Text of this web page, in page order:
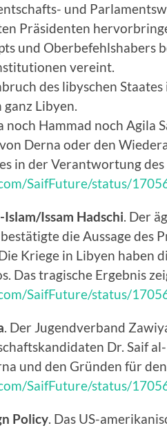
und
Präsidenten
und Oberbefehlshabers
vereint.
des libyschen
Libyen.
noch Hammad noch Agila
Derna oder den
in der Verantwortung
SaifFuture/status/
Islam/Issam Hadschi. Der
die Aussage des
Kriege in Libyen haben
Das tragische Ergebnis
SaifFuture/status/
. Der Jugendverband
Dr. Saif
und den Gründen für
SaifFuture/status/
Policy. Das US-